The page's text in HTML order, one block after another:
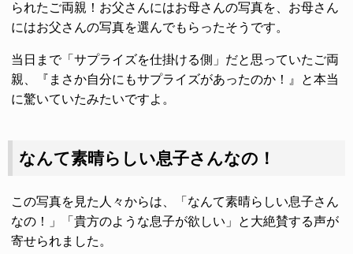
られたご両親！お父さんにはお母さんの写真を、お母さん
にはお父さんの写真を選んでもらったそうです。
当日まで「サプライズを仕掛ける側」だと思っていたご両
親、『まさか自分にもサプライズがあったのか！』と本当
に驚いていたみたいですよ。
なんて素晴らしい息子さんなの！
この写真を見た人々からは、「なんて素晴らしい息子さん
なの！」「貴方のような息子が欲しい」と大絶賛する声が
寄せられました。